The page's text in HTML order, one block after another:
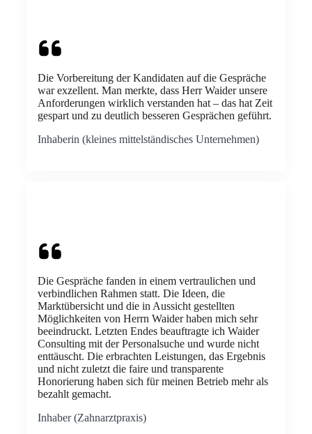
Die Vorbereitung der Kandidaten auf die Gespräche
war exzellent. Man merkte, dass Herr Waider unsere
Anforderungen wirklich verstanden hat – das hat Zeit
gespart und zu deutlich besseren Gesprächen geführt.
Inhaberin (kleines mittelständisches Unternehmen)
Die Gespräche fanden in einem vertraulichen und
verbindlichen Rahmen statt. Die Ideen, die
Marktübersicht und die in Aussicht gestellten
Möglichkeiten von Herrn Waider haben mich sehr
beeindruckt. Letzten Endes beauftragte ich Waider
Consulting mit der Personalsuche und wurde nicht
enttäuscht. Die erbrachten Leistungen, das Ergebnis
und nicht zuletzt die faire und transparente
Honorierung haben sich für meinen Betrieb mehr als
bezahlt gemacht.
Inhaber (Zahnarztpraxis)